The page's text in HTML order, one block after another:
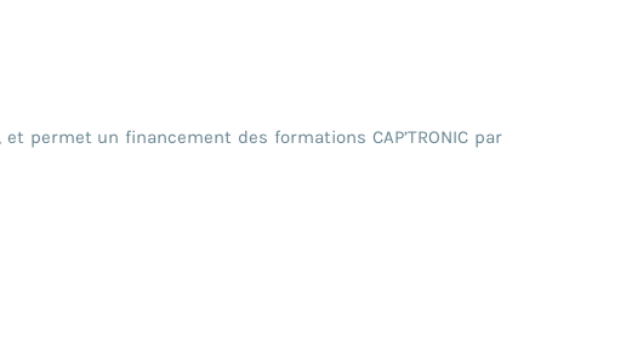
permet un financement des formations CAP’TRONIC par